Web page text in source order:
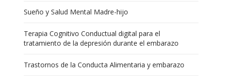
Sueño y Salud Mental Madre-hijo
Terapia Cognitivo Conductual digital para el
tratamiento de la depresión durante el embarazo
Trastornos de la Conducta Alimentaria y embarazo